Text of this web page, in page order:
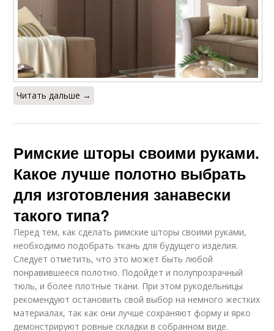
рулонных штор
Крепление для
рулонных штор
Штора от солнца
Читать дальше →
Римские шторы своими руками.
Какое лучше полотно выбрать
для изготовления занавески
такого типа?
Перед тем, как сделать римские шторы своими руками,
необходимо подобрать ткань для будущего изделия.
Следует отметить, что это может быть любой
понравившееся полотно. Подойдет и полупрозрачный
тюль, и более плотные ткани. При этом рукодельницы
рекомендуют остановить свой выбор на немного жестких
материалах, так как они лучше сохраняют форму и ярко
демонстрируют ровные складки в собранном виде.